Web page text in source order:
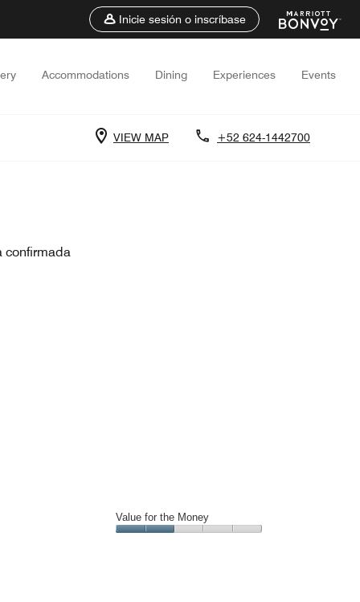
Inicie sesión o inscríbase
Accommodations Dining Experiences Events
VIEW MAP +52 624-1442700
confirmada
Value for the Money